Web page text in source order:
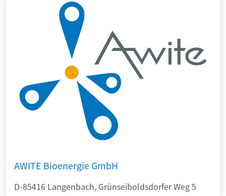
AWITE Bioenergie GmbH
D-85416 Langenbach, Grünseiboldsdorfer Weg 5